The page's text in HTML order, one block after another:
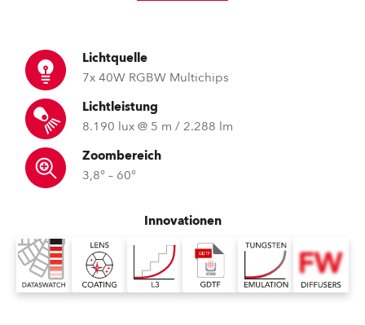
Lichtquelle
7x 40W RGBW Multichips
Lichtleistung
8.190 lux @ 5 m / 2.288 lm
Zoombereich
3,8° – 60°
Innovationen